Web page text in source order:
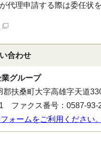
代理申請する際は委任状
合わせ
グループ
扶桑町大字高雄字天道
ファクス番号：0587-93-
ォームをご利用ください。